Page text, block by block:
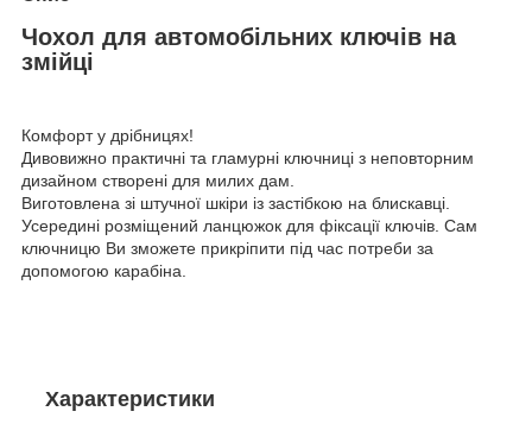
Чохол для автомобільних ключів на
змійці
Комфорт у дрібницях!
Дивовижно практичні та гламурні ключниці з неповторним
дизайном створені для милих дам.
Виготовлена зі штучної шкіри із застібкою на блискавці.
Усередині розміщений ланцюжок для фіксації ключів. Сам
ключницю Ви зможете прикріпити під час потреби за
допомогою карабіна.
Характеристики